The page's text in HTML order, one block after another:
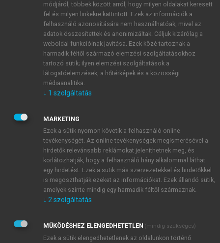
ÚJ FIÓK LÉTREHOZÁSA
1 óra díjmentes hozzáférés
E-MAIL-CÍM
JELSZÓ
JELSZÓ ÚJRA
Kérek értesítést a MeRSZ újdonságairól, akcióiról.
Kérek értesítést az Akadémiai Kiadó Zrt. újdonságairól,
Adatkezelési tájékoztatóbanfoglaltakat tudomásul
veszem és elfogadom.
módjáról, többek között arról, hogy milyen oldalakat keresett
fel és milyen linkekre kattintott. Ezek az információk a
felhasználó azonosítására nem használhatóak, mivel az
adatok összesítettek és anonimizáltak. Céljuk kizárólag a
weboldal funkcióinak javítása. Ezek közé tartoznak a
harmadik féltől származó elemzési szolgáltatásokhoz
tartozó sütik; ilyen elemzési szolgáltatások a
látogatóelemzések, a hőtérképek és a közösségi
médiaanalitika.
↓ 1 szolgáltatás
MARKETING
Ezek a sütik nyomon követik a felhasználó online
tevékenységét. Az online tevékenységek megismerésével a
hirdetők relevánsabb reklámokat jeleníthetnek meg, és
korlátozhatják, hogy a felhasználó hány alkalommal láthat
egy hirdetést. Ezek a sütik más szervezetekkel és hirdetőkkel
is megoszthatják ezeket az információkat. Ezek állandó sütik,
amelyek szinte mindig egy harmadik féltől származnak.
↓ 2 szolgáltatás
MŰKÖDÉSHEZ ELENGEDHETETLEN (mindig szükséges)
Ezek a sütik elengedhetetlenek az oldalunkon történő